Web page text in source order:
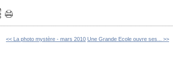
<< La photo mystère - mars 2010 Une Grande Ecole ouvre ses... >>